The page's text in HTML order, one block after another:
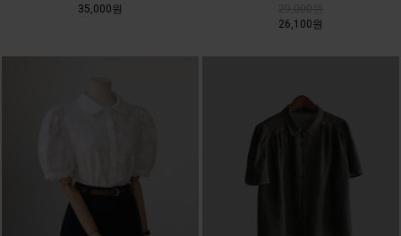
35,000원
26,100원